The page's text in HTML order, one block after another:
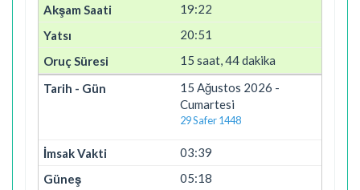
19:22
20:51
15 saat, 44 dakika
15 Ağustos 2026 -
Cumartesi
29 Safer 1448
03:39
05:18